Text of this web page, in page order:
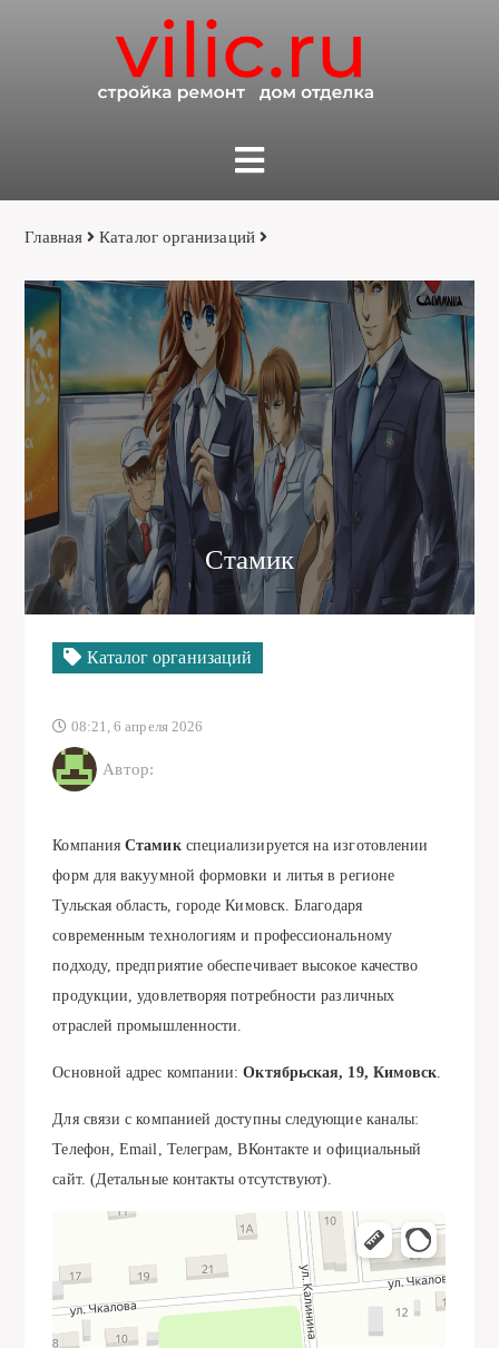
Главная Каталог организаций
Стамик
Каталог организаций
08:21, 6 апреля 2026
Автор:
КомпанияСтамикспециализируется на изготовлении
форм для вакуумной формовки и литья в регионе
Тульская область, городе Кимовск. Благодаря
современным технологиям и профессиональному
подходу, предприятие обеспечивает высокое качество
продукции, удовлетворяя потребности различных
отраслей промышленности.
Основной адрес компании:Октябрьская, 19, Кимовск.
Для связи с компанией доступны следующие каналы:
Телефон, Email, Телеграм, ВКонтакте и официальный
сайт. (Детальные контакты отсутствуют).